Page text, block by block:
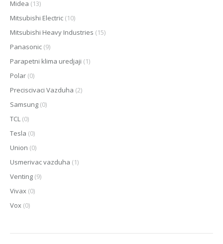
Midea (13)
Mitsubishi Electric (10)
Mitsubishi Heavy Industries (15)
Panasonic (9)
Parapetni klima uredjaji (1)
Polar (0)
Preciscivaci Vazduha (2)
Samsung (0)
TCL (0)
Tesla (0)
Union (0)
Usmerivac vazduha (1)
Venting (9)
Vivax (0)
Vox (0)